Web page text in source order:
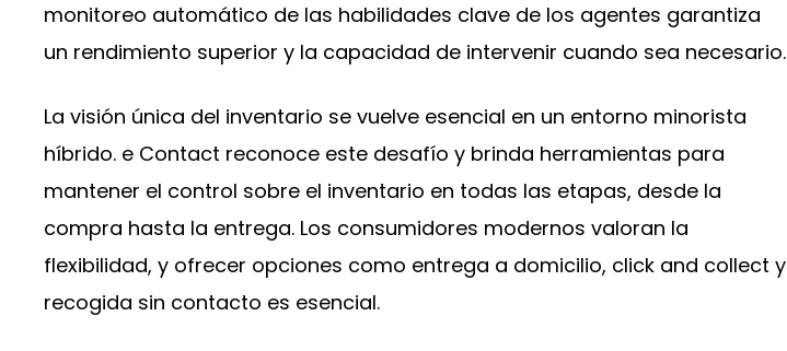
monitoreo automático de las habilidades clave de los agentes garantiza
un rendimiento superior y la capacidad de intervenir cuando sea necesario.
La visión única del inventario se vuelve esencial en un entorno minorista
híbrido. e Contact reconoce este desafío y brinda herramientas para
mantener el control sobre el inventario en todas las etapas, desde la
compra hasta la entrega. Los consumidores modernos valoran la
flexibilidad, y ofrecer opciones como entrega a domicilio, click and collect y
recogida sin contacto es esencial.